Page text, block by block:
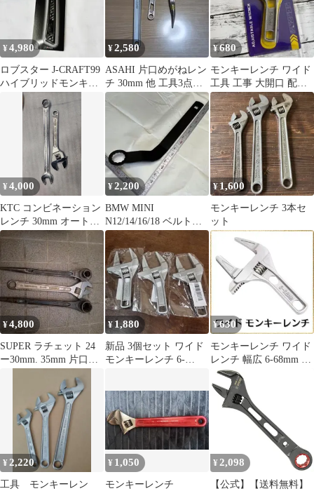
¥4,980
ロブスター J-CRAFT99
ハイブリッドモンキレ
ンチX W-ZERO
JBUM30XGB エビ
¥2,580
ASAHI 片口めがねレン
チ 30mm 他 工具3点セ
ット
¥680
モンキーレンチ ワイド
工具 工事 大開口 配管
工事 6-68mm 1107
¥4,000
KTC コンビネーション
レンチ 30mm オートモ
ンキーレンチ
¥2,200
BMW MINI
N12/14/16/18 ベルトテ
ンショナーレンチ30mm
専用
¥1,600
モンキーレンチ 3本セ
ット
¥4,800
SUPER ラチェット 24
ー30mm. 35mm 片口、
¥ 1,880
新品 3個セット ワイド
モンキーレンチ 6-
¥630
モンキーレンチ ワイド
レンチ 幅広 6-68mm 軽
量 コンパクト 水道 配
管
¥2,220
工具 モンキーレン
¥ 1,050
モンキーレンチ
¥ 2,098
【公式】【送料無料】